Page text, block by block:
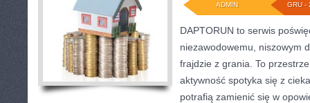
GRU -
ADMIN
DAPTORUN to serwis
niezawodowemu, niszowym
frajdzie z grania. To
aktywność spotyka się z
potrafią zamienić się w